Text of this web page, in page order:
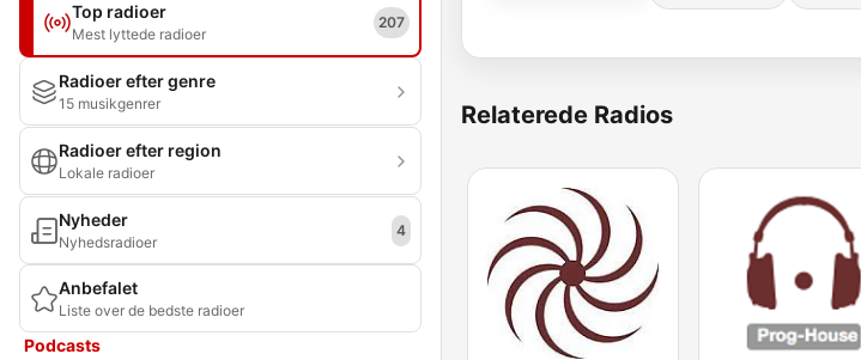
Top radioer
Mest lyttede radioer
207
Radioer efter genre
15 musikgenrer
Radioer efter region
Lokale radioer
Nyheder
Nyhedsradioer
4
Anbefalet
Liste over de bedste radioer
Podcasts
Relaterede Radios